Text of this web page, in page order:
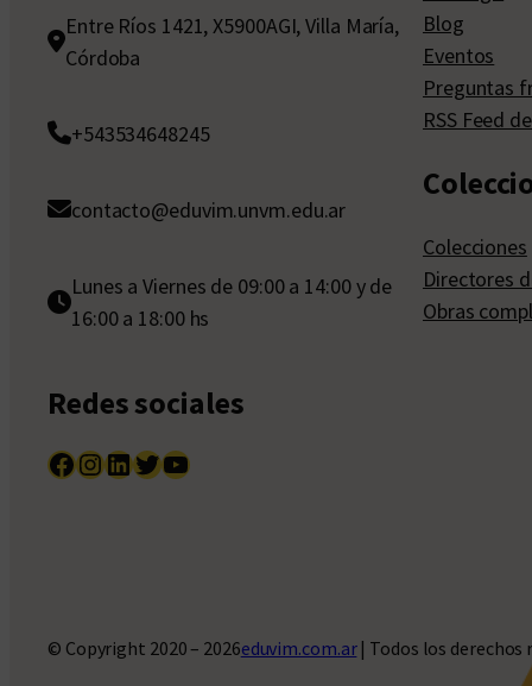
Entre Ríos 1421, X5900AGI, Villa María,
Córdoba
+543534648245
contacto@eduvim.unvm.edu.ar
Lunes a Viernes de 09:00 a 14:00 y de
16:00 a 18:00 hs
Redes sociales
Facebook InstagramLinkedIn Twitter YouTube
Blog
Eventos
Preguntas
RSS Feed
Colecciones
Directores
Obras
© Copyright 2020 – 2026eduvim.com.ar| Todos los derechos